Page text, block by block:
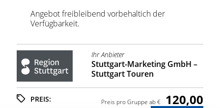
Angebot freibleibend vorbehaltich der
Verfügbarkeit.
Ihr Anbieter
Stuttgart-Marketing GmbH –
Stuttgart Touren
PREIS: Preis pro Gruppe ab € 120,00